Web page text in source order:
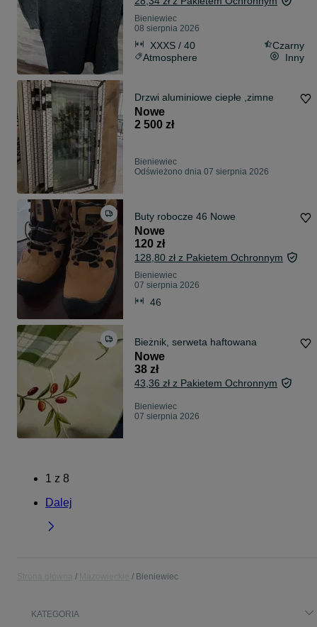
Bieniewiec
08 sierpnia 2026
XXXS / 40
Czarny
Atmosphere
Inny
Drzwi aluminiowe ciepłe ,zimne
Nowe
2 500 zł
Bieniewiec
Odświeżono dnia 07 sierpnia 2026
Buty robocze 46 Nowe
Nowe
120 zł
128,80 zł z Pakietem Ochronnym
Bieniewiec
07 sierpnia 2026
46
Bieżnik, serweta haftowana
Nowe
38 zł
43,36 zł z Pakietem Ochronnym
Bieniewiec
07 sierpnia 2026
1 z 8
Dalej
Bieniewiec
KATEGORIA